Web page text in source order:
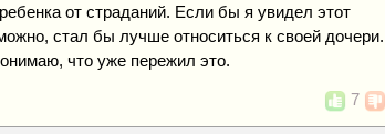
от страданий. Если бы я увидел этот
стал бы лучше относиться к своей дочери.
что уже пережил это.
7